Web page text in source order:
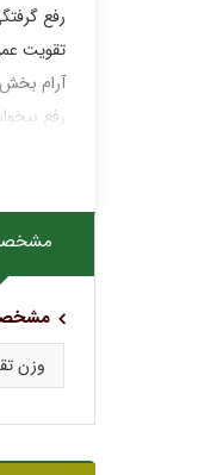
رفع
تقویت
آرام
رفع
وزن